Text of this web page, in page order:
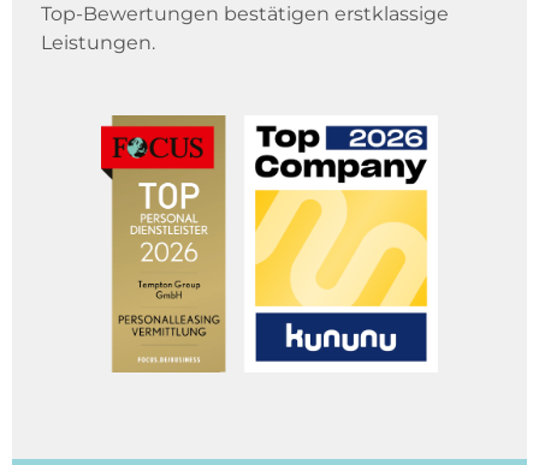
Top-Bewertungen bestätigen erstklassige
Leistungen.